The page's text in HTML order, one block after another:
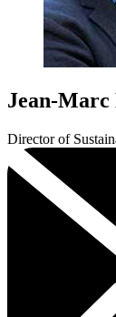
Jean-
Director of